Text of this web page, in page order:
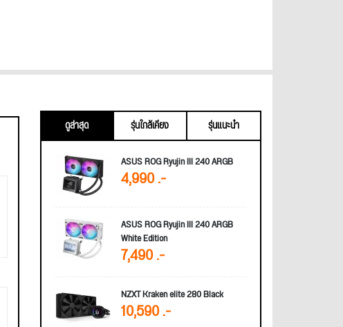
ดูล่าสุด รุ่นใกล้เคียง
รุ่นแนะนำ
ASUS ROG Ryujin III 240 ARGB
4,990 .-
ASUS ROG Ryujin III 240 ARGB
White Edition
7,490 .-
NZXT Kraken elite 280 Black
10,590 .-